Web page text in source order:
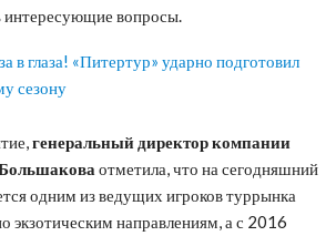
интересующие вопросы.
генеральный директор компании
отметила, что на сегодняшний
одним из ведущих игроков туррынка
экзотическим направлениям, а с 2016